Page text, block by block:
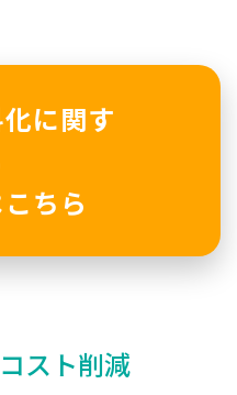
に関す
ちら
スト削減